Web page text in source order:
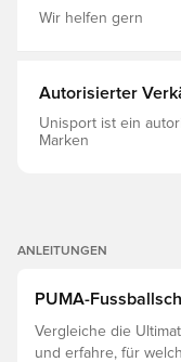
Kunstrasenplätze.
Wir helfen gern
Autorisierter
Unisport ist ein
Marken
ANLEITUNGEN
PUMA-
Vergleiche die
und erfahre, für